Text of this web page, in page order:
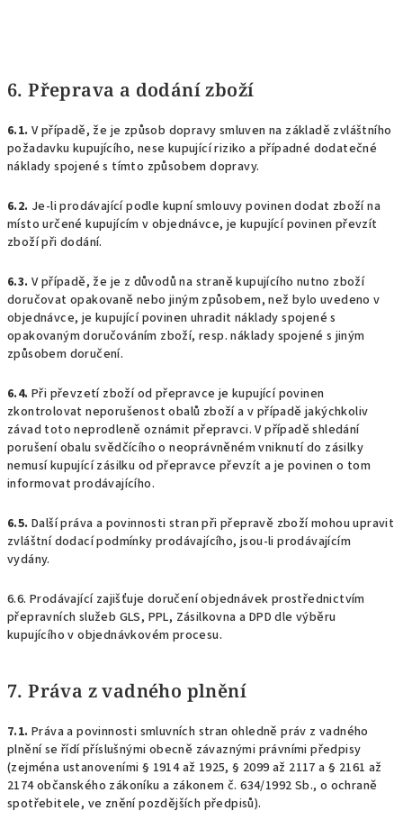
6. Přeprava a dodání zboží
6.1. V případě, že je způsob dopravy smluven na základě zvláštního
požadavku kupujícího, nese kupující riziko a případné dodatečné
náklady spojené s tímto způsobem dopravy.
6.2. Je-li prodávající podle kupní smlouvy povinen dodat zboží na
místo určené kupujícím v objednávce, je kupující povinen převzít
zboží při dodání.
6.3. V případě, že je z důvodů na straně kupujícího nutno zboží
doručovat opakovaně nebo jiným způsobem, než bylo uvedeno v
objednávce, je kupující povinen uhradit náklady spojené s
opakovaným doručováním zboží, resp. náklady spojené s jiným
způsobem doručení.
6.4. Při převzetí zboží od přepravce je kupující povinen
zkontrolovat neporušenost obalů zboží a v případě jakýchkoliv
závad toto neprodleně oznámit přepravci. V případě shledání
porušení obalu svědčícího o neoprávněném vniknutí do zásilky
nemusí kupující zásilku od přepravce převzít a je povinen o tom
informovat prodávajícího.
6.5. Další práva a povinnosti stran při přepravě zboží mohou upravit
zvláštní dodací podmínky prodávajícího, jsou-li prodávajícím
vydány.
6.6. Prodávající zajišťuje doručení objednávek prostřednictvím
přepravních služeb GLS, PPL, Zásilkovna a DPD dle výběru
kupujícího v objednávkovém procesu.
7. Práva z vadného plnění
7.1. Práva a povinnosti smluvních stran ohledně práv z vadného
plnění se řídí příslušnými obecně závaznými právními předpisy
(zejména ustanoveními § 1914 až 1925, § 2099 až 2117 a § 2161 až
2174 občanského zákoníku a zákonem č. 634/1992 Sb., o ochraně
spotřebitele, ve znění pozdějších předpisů).